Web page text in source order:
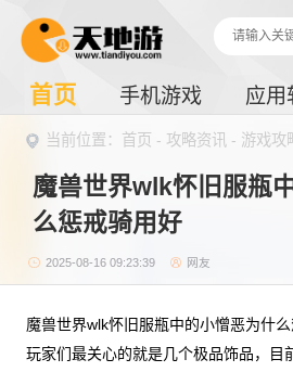
首页 手机游戏 应用
当前位置： 首页 - 攻略资讯 - 游戏攻
魔兽世界wlk怀旧服瓶
么惩戒骑用好
2025-08-16 09:23:39 网友
魔兽世界wlk怀旧服瓶中的小憎恶为什
玩家们最关心的就是几个极品饰品，目